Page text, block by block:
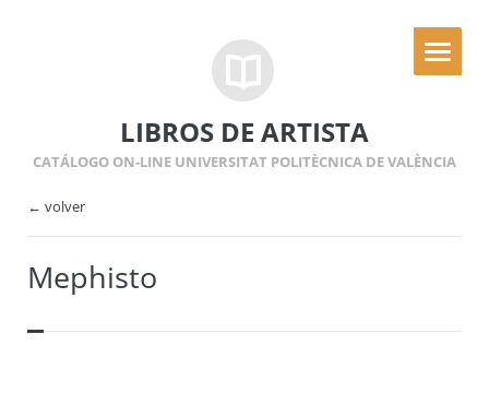
LIBROS DE ARTISTA
CATÁLOGO ON-LINE UNIVERSITAT POLITÈCNICA DE VALÈNCIA
← volver
Mephisto